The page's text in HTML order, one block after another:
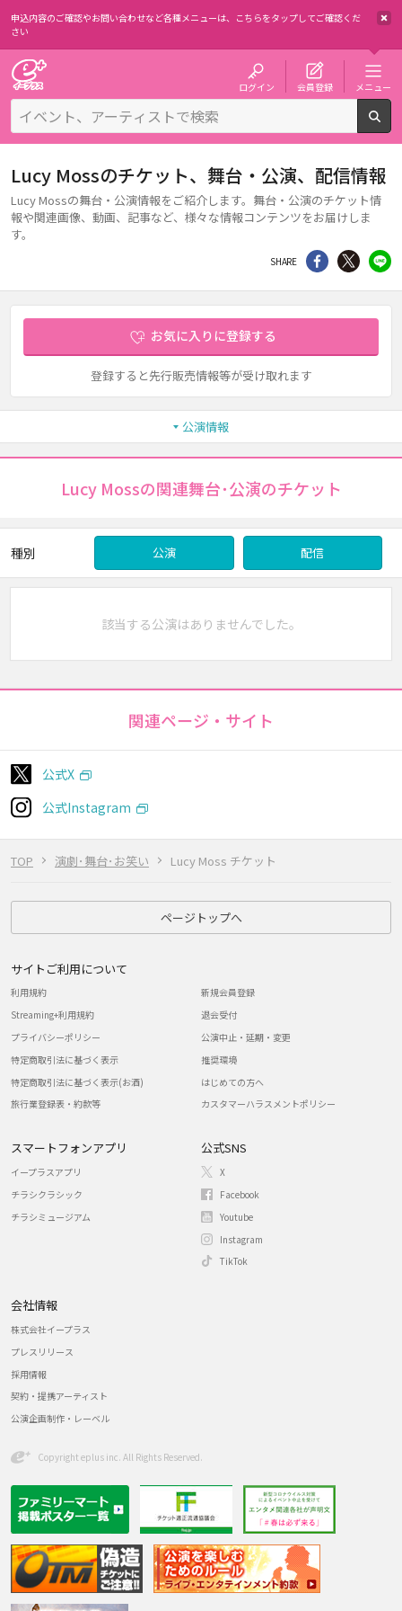
申込内容のご確認やお問い合わせなど各種メニューは、 こちらをタップしてご確認くだ
さい
ログイン 会員登録 メニュー
TOP 演劇･舞台･お笑い Lucy Moss チケット
Lucy Mossのチケット、舞台・公演、配信情報
Lucy Mossの舞台・公演情報をご紹介します。舞台・公演のチケット情
報や関連画像、動画、記事など、様々な情報コンテンツをお届けしま
す。
SHARE シェア Twitter
お気に入りに登録する
登録すると先行販売情報等が受け取れます
公演情報
Lucy Mossの関連舞台･公演のチケット
種別 公演 配信
該当する公演はありませんでした。
関連ページ・サイト
公式X
公式Instagram
ページトップへ
サイトご利用について
利用規約
Streaming+利用規約
プライバシーポリシー
特定商取引法に基づく表示
特定商取引法に基づく表示(お酒)
旅行業登録表・約款等
新規会員登録
退会受付
公演中止・延期・変更
推奨環境
はじめての方へ
カスタマーハラスメントポリシー
スマートフォンアプリ
イープラスアプリ
チラシクラシック
チラシミュージアム
公式SNS
X
Facebook
Youtube
Instagram
TikTok
会社情報
株式会社イープラス
プレスリリース
採用情報
契約・提携アーティスト
公演企画制作・レーベル
Copyright eplus inc. All Rights Reserved.